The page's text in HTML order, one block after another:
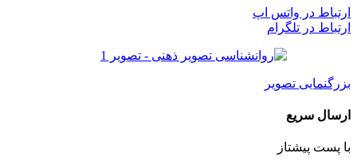
ارتباط در واتس اپ
ارتباط در تلگرام
بزرگنمایی تصویر
ارسال سریع
با پست پیشتاز